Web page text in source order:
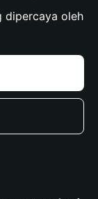
dipercaya oleh